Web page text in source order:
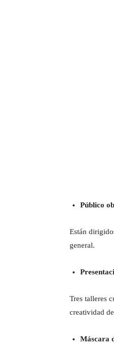
Público
Están
general.
Tres talleres
creatividad
Máscara